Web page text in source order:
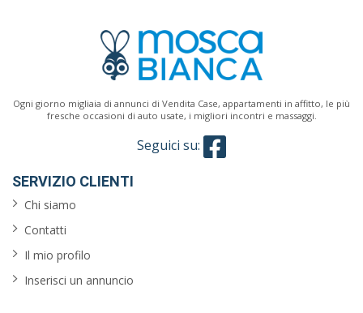
energetica
giardino
ascensore
Ogni giorno migliaia di annunci di Vendita Case, appartamenti in affitto, le più
fresche occasioni di auto usate, i migliori incontri e massaggi.
Seguici su:
SERVIZIO CLIENTI
Chi siamo
Contatti
Il mio profilo
Inserisci un annuncio